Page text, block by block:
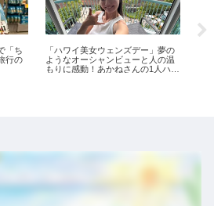
「ち
行の
「ハワイ美女ウェンズデー」夢の
ようなオーシャンビューと人の温
もりに感動！あかねさんの1人ハワ